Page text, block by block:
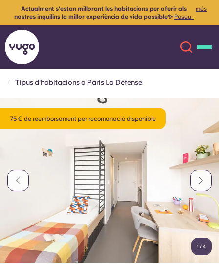
Ubicacions
Compte Llengua
English (GB)
Selecciona un país
Reserva ara
English (GB)
English (US)
Chinese Español
Català Deutsch
Italian French
Portuguese
Actualment s'estan millorant les habitacions per oferir als
nostres inquilins la millor experiència de vida possible✨ Poseu-
vos en contacte amb nosaltres per a més informació
més
Tipus d'habitacions a Paris La Défense
75 € de reemborsament per recomanació disponible
1 /4